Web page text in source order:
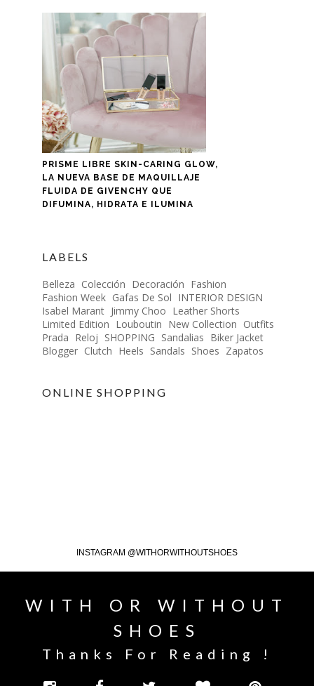
PRISME LIBRE SKIN-CARING GLOW,
LA NUEVA BASE DE MAQUILLAJE
FLUIDA DE GIVENCHY QUE
DIFUMINA, HIDRATA E ILUMINA
LABELS
Belleza Colección Decoración Fashion
Fashion Week Gafas De Sol INTERIOR DESIGN
Isabel Marant Jimmy Choo Leather Shorts
Limited Edition Louboutin New Collection Outfits
Prada Reloj SHOPPING Sandalias Biker Jacket
Blogger Clutch Heels Sandals Shoes Zapatos
ONLINE SHOPPING
INSTAGRAM @WITHORWITHOUTSHOES
WITH OR WITHOUT
SHOES
Thanks For Reading !